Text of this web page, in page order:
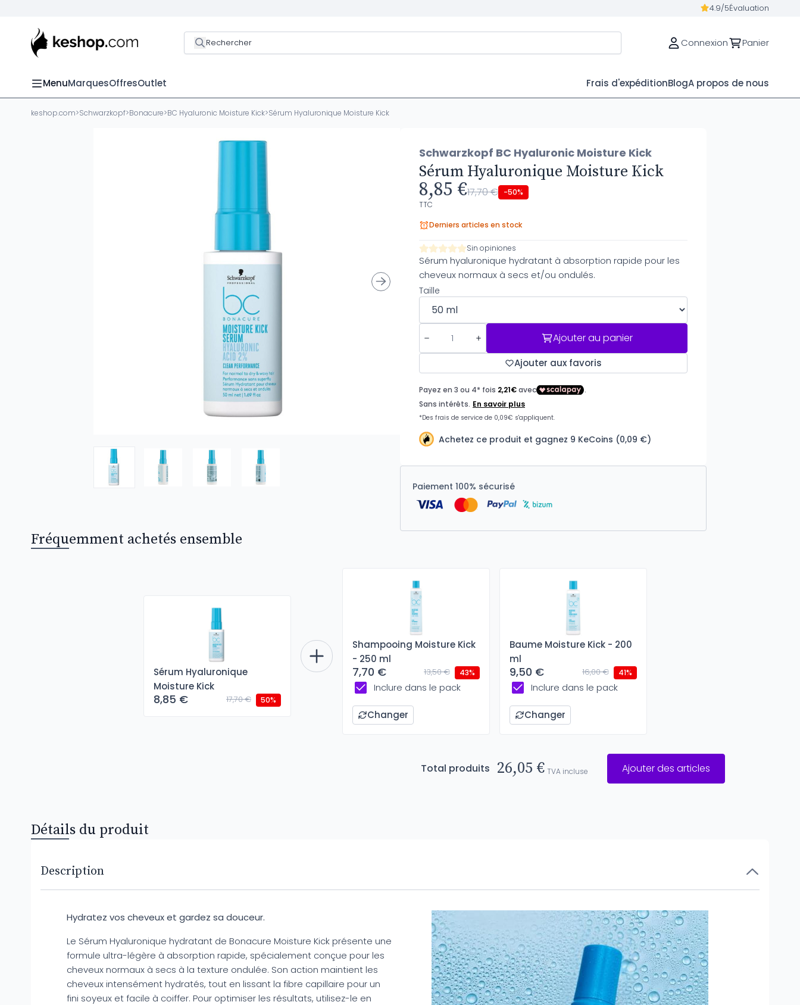
4.9/5Évaluation
Rechercher Connexion Panier
MenuMarquesOffresOutlet Frais d'expéditionBlogA propos de nous
keshop.com>Schwarzkopf>Bonacure>BC Hyaluronic Moisture Kick>Sérum Hyaluronique Moisture Kick
Schwarzkopf BC Hyaluronic Moisture Kick
Sérum Hyaluronique Moisture Kick
8,85 €17,70 € -50%
TTC
Derniers articles en stock
Sin opiniones
Sérum hyaluronique hydratant à absorption rapide pour les
cheveux normaux à secs et/ou ondulés.
Taille
Ajouter au panier
Ajouter aux favoris
Achetez ce produit et gagnez 9 KeCoins (0,09 €)
Paiement 100% sécurisé
Fréquemment achetés ensemble
Sérum Hyaluronique
Moisture Kick
8,85 € 17,70 € 50%
Shampooing Moisture Kick
- 250 ml
7,70 € 13,50 € 43%
Inclure dans le pack
Changer
Baume Moisture Kick - 200
ml
9,50 € 16,00 € 41%
Inclure dans le pack
Changer
Total produits 26,05 € TVA incluse Ajouter des articles
Détails du produit
Description
Hydratez vos cheveux et gardez sa douceur.
Le Sérum Hyaluronique hydratant de Bonacure Moisture Kick présente une
formule ultra-légère à absorption rapide, spécialement conçue pour les
cheveux normaux à secs à la texture ondulée. Son action maintient les
cheveux intensément hydratés, tout en lissant la fibre capillaire pour un
fini soyeux et facile à coiffer. Pour optimiser les résultats, utilisez-le en